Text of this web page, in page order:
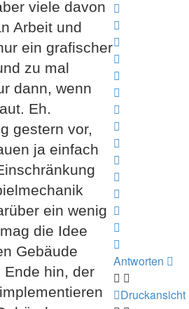
viele davon
Arbeit und
ein grafischer
zu mal
dann, wenn
Eh.
gestern vor,
ja einfach
ein wenig
die Idee
Gebäude
Ende hin, der
oben
Antworten
Druckansicht